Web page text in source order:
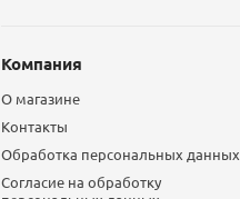
Компания
О магазине
Контакты
Обработка персональных данных
Согласие на обработку